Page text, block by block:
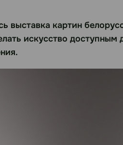
картин
искусство